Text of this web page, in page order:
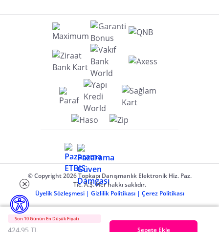
Son 10 Günün En Düşük Fiyatı
424,95 TL Sepete Ekle
© Copyright 2026 Topkapı Danışmanlık Elektronik Hiz. Paz.
Tic. A.Ş. Her hakkı saklıdır.
Üyelik Sözleşmesi | Gizlilik Politikası | Çerez Politikası